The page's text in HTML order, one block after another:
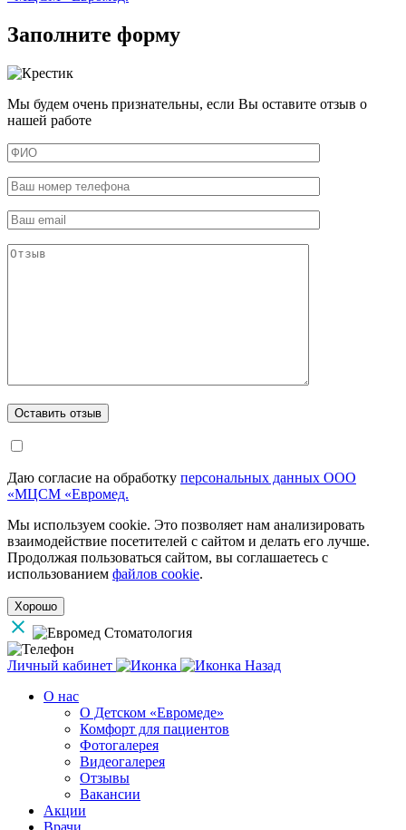
Заполните форму
Мы будем очень признательны, если Вы оставите отзыв о
нашей работе
Даю согласие на обработку персональных данных ООО
«МЦСМ «Евромед.
Мы используем cookie. Это позволяет нам анализировать
взаимодействие посетителей с сайтом и делать его лучше.
Продолжая пользоваться сайтом, вы соглашаетесь с
использованием файлов cookie.
Хорошо
Личный кабинет
Назад
О нас
О Детском «Евромеде»
Комфорт для пациентов
Фотогалерея
Видеогалерея
Отзывы
Вакансии
Акции
Врачи